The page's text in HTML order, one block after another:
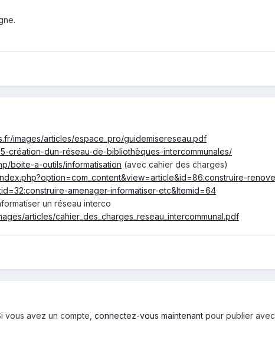
images/articles/espace_pro/guidemisereseau.pdf
création-dun-réseau-de-bibliothèques-intercommunales/
boite-a-outils/informatisation (avec cahier des charges)
amenager-informatiser-etc&Itemid=64
un réseau interco
articles/cahier_des_charges_reseau_intercommunal.pdf
vous avez un compte, connectez-vous maintenant pour publier